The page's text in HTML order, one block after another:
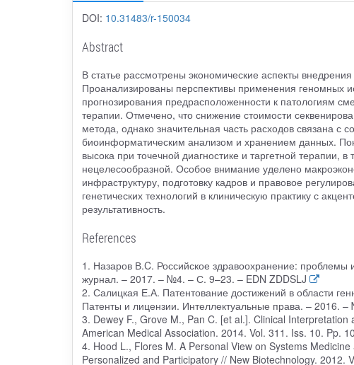
DOI: 10.31483/r-150034
Abstract
В статье рассмотрены экономические аспекты
Проанализированы перспективы применения геномных
прогнозирования предрасположенности к патологиям
терапии. Отмечено, что снижение стоимости
метода, однако значительная часть расходов связана
биоинформатическим анализом и хранением данных.
высока при точечной диагностике и таргетной
нецелесообразной. Особое внимание уделено
инфраструктуру, подготовку кадров и правовое
генетических технологий в клиническую практику с
результативность.
References
1. Назаров В.C. Российское здравоохранение:
журнал. – 2017. – №4. – С. 9–23. – EDN ZDDSLJ
2. Салицкая Е.А. Патентование достижений в области
Патенты и лицензии. Интеллектуальные права. – 2016.
3. Dewey F., Grove M., Pan C. [et al.]. Clinical
American Medical Association. 2014. Vol. 311. Iss. 10. Pp.
4. Hood L., Flores M. A Personal View on Systems
Personalized and Participatory // New Biotechnology.